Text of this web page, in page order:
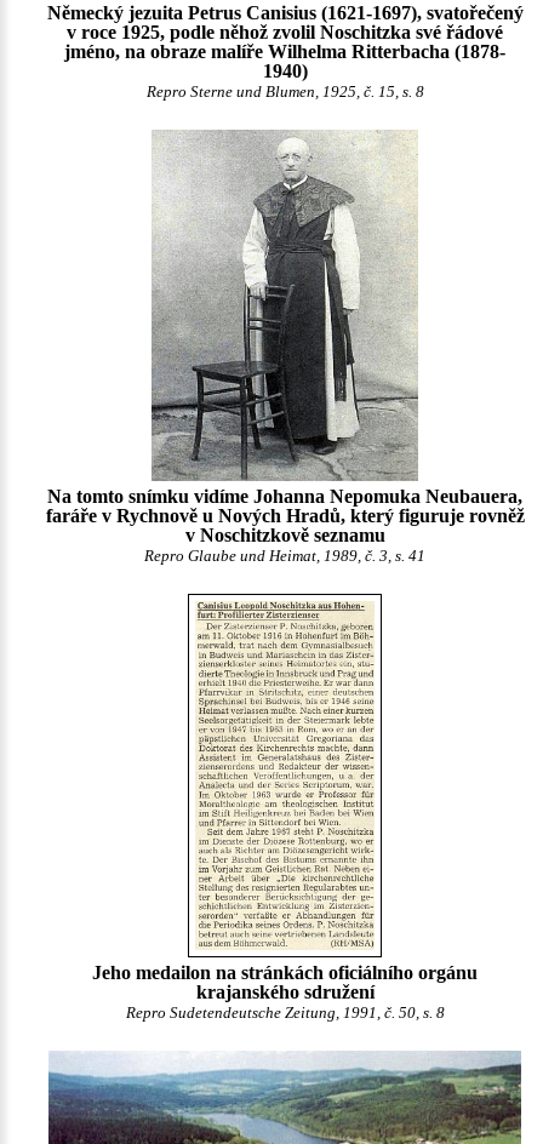
Německý jezuita Petrus Canisius (1621-1697), svatořečený
v roce 1925, podle něhož zvolil Noschitzka své řádové
jméno, na obraze malíře Wilhelma Ritterbacha (1878-
1940)
Repro Sterne und Blumen, 1925, č. 15, s. 8
Na tomto snímku vidíme Johanna Nepomuka Neubauera,
faráře v Rychnově u Nových Hradů, který figuruje rovněž
v Noschitzkově seznamu
Repro Glaube und Heimat, 1989, č. 3, s. 41
Jeho medailon na stránkách oficiálního orgánu
krajanského sdružení
Repro Sudetendeutsche Zeitung, 1991, č. 50, s. 8